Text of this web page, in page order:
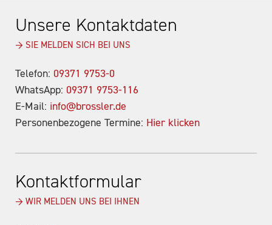
Unsere Kontaktdaten
→ SIE MELDEN SICH BEI UNS
Telefon: 09371 9753-0
WhatsApp: 09371 9753-116
E-Mail: info@brossler.de
Personenbezogene Termine: Hier klicken
Kontaktformular
→ WIR MELDEN UNS BEI IHNEN